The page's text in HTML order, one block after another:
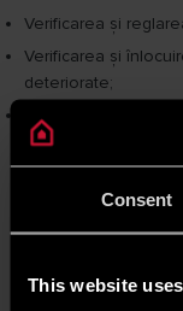
Consent
This website
Verificarea și
Verificarea și
deteriorate;
Verificarea
calităţii apei
acestora în